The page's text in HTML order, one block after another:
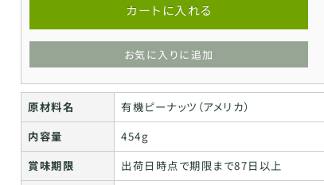
カートに入れる
お気に入りに追加
原材料名
有機ピーナッツ（アメリカ）
内容量
454g
賞味期限
出荷日時点で期限まで87日以上